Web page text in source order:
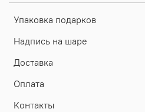
Упаковка подарков
Надпись на шаре
Доставка
Оплата
Контакты